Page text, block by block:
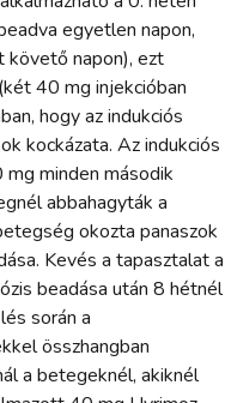
egyetlen napon,
követő napon), ezt
40 mg injekcióban
hogy az indukciós
kockázata. Az indukciós
minden második
abbahagyták a
okozta panaszok
Kevés a tapasztalat a
beadása után 8 hétnél
során a
összhangban
a betegeknél, akiknél